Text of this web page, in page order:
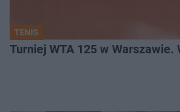
TENIS
Turniej WTA 125 w